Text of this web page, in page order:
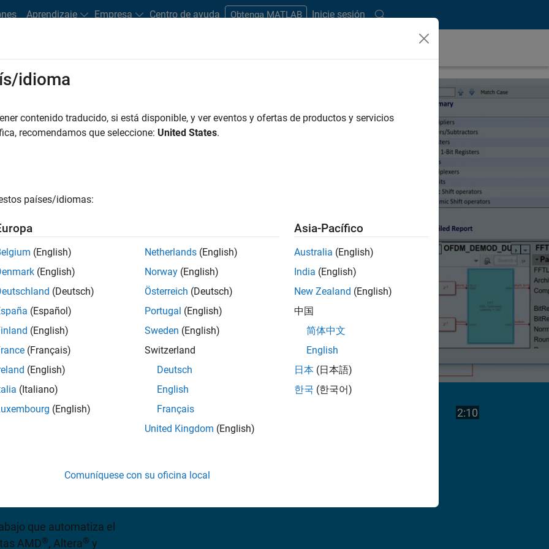
Aprendizaje Empresa Centro de ayuda Obtenga MATLAB Inicie sesión
para diseños de
presupuesto
para FPGA, SoC y
modelos de Simulink y
HDL generado para
y diseño de producción.
que automatiza el
AMD®, Altera® y
2:10Duración del
idioma
contenido traducido, si está disponible, y ver eventos y ofertas de productos y servicios
recomendamos que seleccione: United States.
países/idiomas:
(English)
(English)
(Deutsch)
(Español)
(English)
(Français)
(English)
(Italiano)
(English)
Netherlands (English)
Norway (English)
Österreich (Deutsch)
Portugal (English)
Sweden (English)
Switzerland
Deutsch
English
Français
United Kingdom (English)
Asia-Pacífico
Australia (English)
India (English)
New Zealand (English)
中国
简体中文
English
日本 (日本語)
한국 (한국어)
Comuníquese con su oficina local